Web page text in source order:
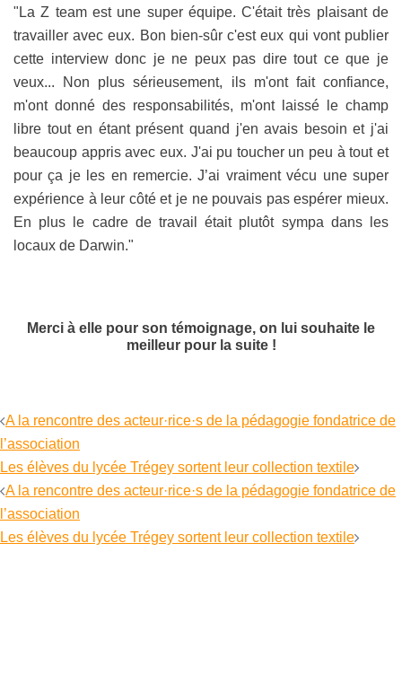
"La Z team est une super équipe. C'était très plaisant de
travailler avec eux. Bon bien-sûr c'est eux qui vont publier
cette interview donc je ne peux pas dire tout ce que je
veux... Non plus sérieusement, ils m'ont fait confiance,
m'ont donné des responsabilités, m'ont laissé le champ
libre tout en étant présent quand j'en avais besoin et j'ai
beaucoup appris avec eux. J'ai pu toucher un peu à tout et
pour ça je les en remercie. J’ai vraiment vécu une super
expérience à leur côté et je ne pouvais pas espérer mieux.
En plus le cadre de travail était plutôt sympa dans les
locaux de Darwin."
Merci à elle pour son témoignage, on lui souhaite le
meilleur pour la suite !
Navigation
d’article
A la rencontre des acteur·rice·s de la pédagogie fondatrice de
l’association
Les élèves du lycée Trégey sortent leur collection textile
Navigation
d’article
A la rencontre des acteur·rice·s de la pédagogie fondatrice de
l’association
Les élèves du lycée Trégey sortent leur collection textile